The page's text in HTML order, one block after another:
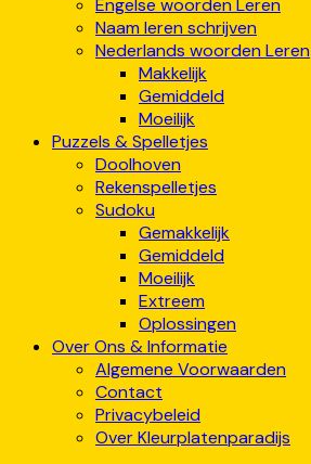
Engelse woorden Leren
Naam leren schrijven
Nederlands woorden Leren
Makkelijk
Gemiddeld
Moeilijk
Puzzels & Spelletjes
Doolhoven
Rekenspelletjes
Sudoku
Gemakkelijk
Gemiddeld
Moeilijk
Extreem
Oplossingen
Over Ons & Informatie
Algemene Voorwaarden
Contact
Privacybeleid
Over Kleurplatenparadijs